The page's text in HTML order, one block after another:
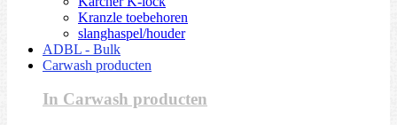
Kranzle toebehoren
slanghaspel/houder
ADBL - Bulk
Carwash producten
In Carwash producten